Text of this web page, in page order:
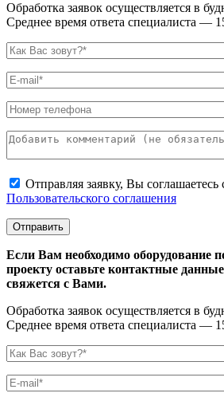
Обработка заявок осуществляется в
Среднее время ответа специалиста —
Отправляя заявку, Вы соглашаетесь
Пользовательского соглашения
Если Вам необходимо оборудование
проекту оставьте контактные
свяжется с Вами.
Обработка заявок осуществляется в
Среднее время ответа специалиста —